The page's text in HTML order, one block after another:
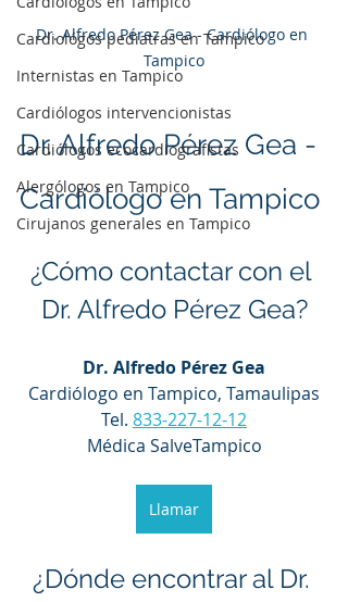
Cardiológos pediatras en Tampico
Internistas en Tampico
Cardiólogos intervencionistas
Cardiólogos ecocardiografistas
Alergólogos en Tampico
Cirujanos generales en Tampico
Dr. Alfredo Pérez Gea - Cardiólogo en
Tampico
Dr. Alfredo Pérez Gea -
Cardiólogo en Tampico
¿Cómo contactar con el
Dr. Alfredo Pérez Gea?
Dr. Alfredo Pérez Gea
Cardiólogo en Tampico, Tamaulipas
Tel. 833-227-12-12
Médica SalveTampico
Llamar
¿Dónde encontrar al Dr.